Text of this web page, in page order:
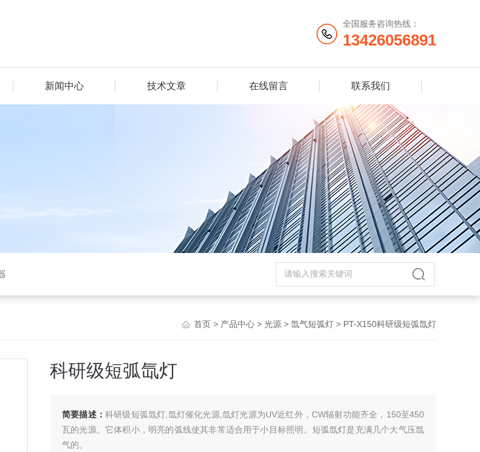
全国服务咨询热线：
13426056891
新闻中心 技术文章 在线留言 联系我们
首页 > 产品中心 > 光源 > 氙气短弧灯 > PT-X150科研级短弧氙灯
科研级短弧氙灯
简要描述： 科研级短弧氙灯,氙灯催化光源,氙灯光源为UV近红外，CW辐射功能齐全，150至450
瓦的光源。它体积小，明亮的弧线使其非常适合用于小目标照明。短弧氙灯是充满几个大气压氙
气的。